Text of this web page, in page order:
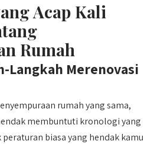
Acap Kali
Rumah
Langkah Merenovasi
rumah yang sama,
membuntuti kronologi yang
biasa yang hendak kamu